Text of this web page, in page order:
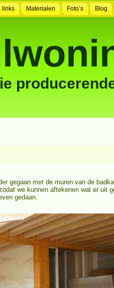
links Materialen Foto’s Blog
gegaan met de muren van de
we kunnen aftekenen wat er uit
gedaan.